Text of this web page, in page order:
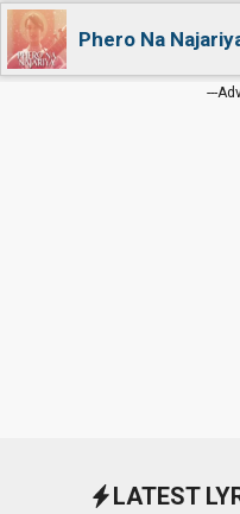
Phero Na
---
LATEST